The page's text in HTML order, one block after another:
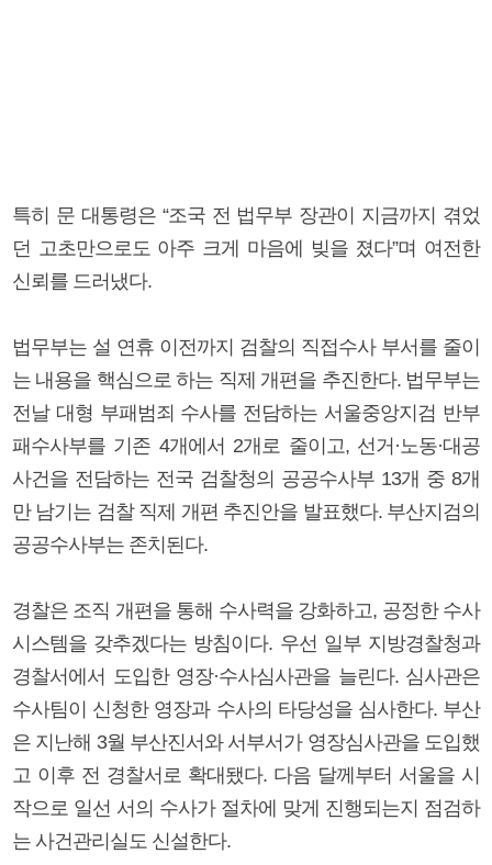
특히 문 대통령은 “조국 전 법무부 장관이 지금까지 겪었
던 고초만으로도 아주 크게 마음에 빚을 졌다”며 여전한
신뢰를 드러냈다.
법무부는 설 연휴 이전까지 검찰의 직접수사 부서를 줄이
는 내용을 핵심으로 하는 직제 개편을 추진한다. 법무부는
전날 대형 부패범죄 수사를 전담하는 서울중앙지검 반부
패수사부를 기존 4개에서 2개로 줄이고, 선거·노동·대공
사건을 전담하는 전국 검찰청의 공공수사부 13개 중 8개
만 남기는 검찰 직제 개편 추진안을 발표했다. 부산지검의
공공수사부는 존치된다.
경찰은 조직 개편을 통해 수사력을 강화하고, 공정한 수사
시스템을 갖추겠다는 방침이다. 우선 일부 지방경찰청과
경찰서에서 도입한 영장·수사심사관을 늘린다. 심사관은
수사팀이 신청한 영장과 수사의 타당성을 심사한다. 부산
은 지난해 3월 부산진서와 서부서가 영장심사관을 도입했
고 이후 전 경찰서로 확대됐다. 다음 달께부터 서울을 시
작으로 일선 서의 수사가 절차에 맞게 진행되는지 점검하
는 사건관리실도 신설한다.